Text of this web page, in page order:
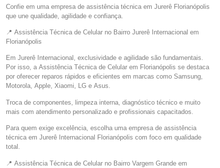
Confie em uma empresa de assistência técnica em Jurerê Florianópolis
que une qualidade, agilidade e confiança.
📍 Assistência Técnica de Celular no Bairro Jurerê Internacional em
Florianópolis
Em Jurerê Internacional, exclusividade e agilidade são fundamentais.
Por isso, a Assistência Técnica de Celular em Florianópolis se destaca
por oferecer reparos rápidos e eficientes em marcas como Samsung,
Motorola, Apple, Xiaomi, LG e Asus.
Troca de componentes, limpeza interna, diagnóstico técnico e muito
mais com atendimento personalizado e profissionais capacitados.
Para quem exige excelência, escolha uma empresa de assistência
técnica em Jurerê Internacional Florianópolis com foco em qualidade
total.
📍 Assistência Técnica de Celular no Bairro Vargem Grande em